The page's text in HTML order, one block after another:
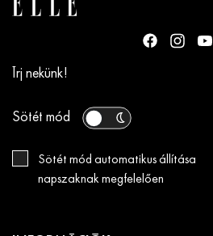
Írj nekünk!
Sötét mód
Sötét mód automatikus állítása
napszaknak megfelelően